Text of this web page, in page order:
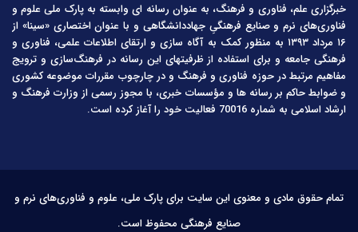
خبرگزاری علم، فناوری و فرهنگ، به عنوان رسانه ای وابسته به پارک ملی علوم و
فناوری‌های نرم و صنایع فرهنگیِ جهاددانشگاهی و با عنوان اختصاری «سینا» از
۱۶ مرداد ۱۳۹۳ به منظور کمک به آگاه سازی و ارتقای اطلاعات علمی، فناوری و
فرهنگی جامعه و برای استفاده از ظرفیتهای این رسانه در فرهنگ‌سازی و ترویج
مفاهیم مرتبط در حوزه فناوری و فرهنگ و در چارچوب مقررات موضوعه کشوری
و ضوابط حاکم بر رسانه ها و مؤسسات خبری، با مجوز رسمی از وزارت فرهنگ و
ارشاد اسلامی به شماره 70016 فعالیت خود را آغاز کرده است.
تمام حقوق مادی و معنوی این سایت برای پارک ملی، علوم و فناوری‌های نرم و
صنایع فرهنگی محفوظ است.